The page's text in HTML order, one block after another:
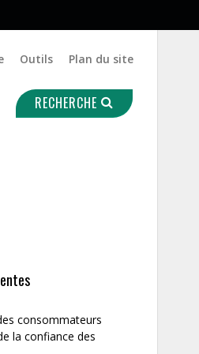
Outils Plan du site
RECHERCHE
consommateurs
la confiance des